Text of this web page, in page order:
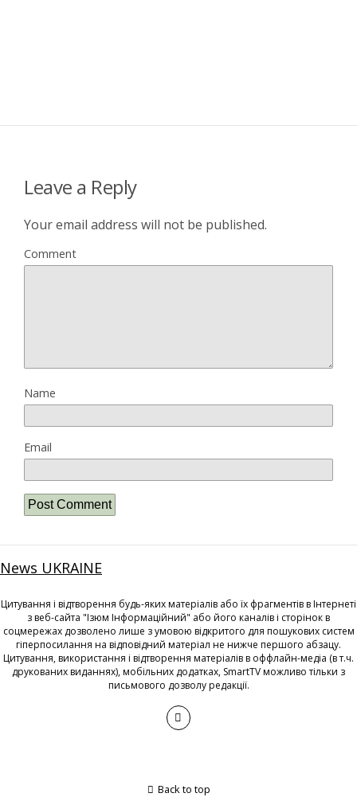
Leave a Reply
Your email address will not be published.
Comment
Name
Email
News UKRAINE
Цитування і відтворення будь-яких матеріалів або їх фрагментів в Інтернеті
з веб-сайта "Ізюм Інформаційний" або його каналів і сторінок в
соцмережах дозволено лише з умовою відкритого для пошукових систем
гіперпосилання на відповідний матеріал не нижче першого абзацу.
Цитування, використання і відтворення матеріалів в оффлайн-медіа (в т.ч.
друкованих виданнях), мобільних додатках, SmartTV можливо тільки з
письмового дозволу редакції.
Back to top